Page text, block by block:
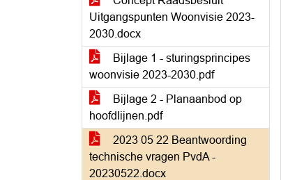
Uitgangspunten Woonvisie 2023-
2030.docx
Bijlage 1 - sturingsprincipes
woonvisie 2023-2030.pdf
Bijlage 2 - Planaanbod op
hoofdlijnen.pdf
2023 05 22 Beantwoording
technische vragen PvdA -
20230522.docx